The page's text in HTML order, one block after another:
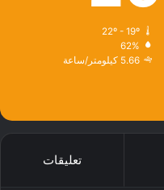
22º - 19º
62%
5.66 كيلومتر/ساعة
تعليقات